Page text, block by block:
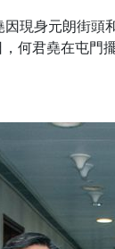
現身元朗街
何君堯在屯